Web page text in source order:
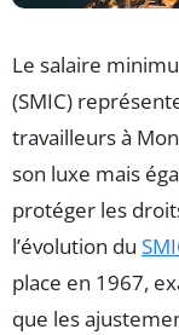
Le salaire
(SMIC)
travailleurs à
son luxe mais
protéger les
l’évolution du
place en 1967,
que les